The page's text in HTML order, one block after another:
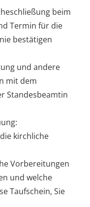
beim
Termin für die
bestätigen
und andere
mit dem
Standesbeamtin
kirchliche
Vorbereitungen
und welche
Taufschein, Sie